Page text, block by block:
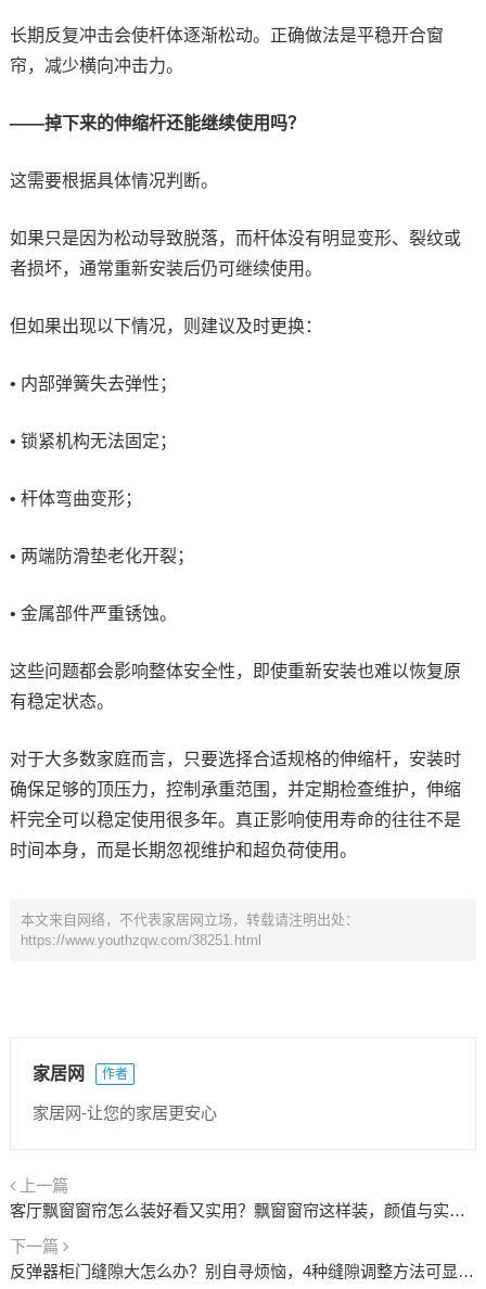
长期反复冲击会使杆体逐渐松动。正确做法是平稳开合窗
帘，减少横向冲击力。
——掉下来的伸缩杆还能继续使用吗？
这需要根据具体情况判断。
如果只是因为松动导致脱落，而杆体没有明显变形、裂纹或
者损坏，通常重新安装后仍可继续使用。
但如果出现以下情况，则建议及时更换：
• 内部弹簧失去弹性；
• 锁紧机构无法固定；
• 杆体弯曲变形；
• 两端防滑垫老化开裂；
• 金属部件严重锈蚀。
这些问题都会影响整体安全性，即使重新安装也难以恢复原
有稳定状态。
对于大多数家庭而言，只要选择合适规格的伸缩杆，安装时
确保足够的顶压力，控制承重范围，并定期检查维护，伸缩
杆完全可以稳定使用很多年。真正影响使用寿命的往往不是
时间本身，而是长期忽视维护和超负荷使用。
本文来自网络，不代表家居网立场，转载请注明出处：
https://www.youthzqw.com/38251.html
家居网 作者
家居网-让您的家居更安心
上一篇
客厅飘窗窗帘怎么装好看又实用？飘窗窗帘这样装，颜值与实用兼顾！
下一篇
反弹器柜门缝隙大怎么办？别自寻烦恼，4种缝隙调整方法可显著改善！